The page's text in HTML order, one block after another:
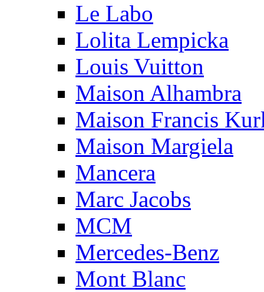
Le Labo
Lolita Lempicka
Louis Vuitton
Maison Alhambra
Maison Francis
Maison Margiela
Mancera
Marc Jacobs
MCM
Mercedes-Benz
Mont Blanc